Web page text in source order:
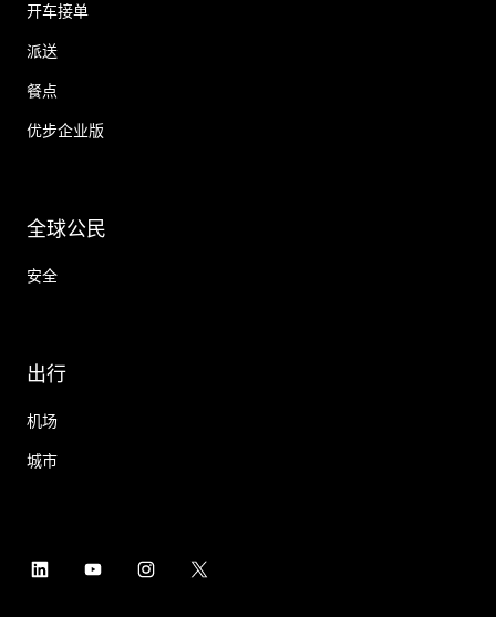
开车接单
派送
餐点
优步企业版
全球公民
安全
出行
机场
城市